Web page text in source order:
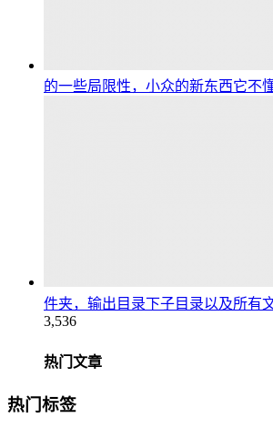
的一些局限性，小众的新东西它不
件夹，输出目录下子目录以及所有
3,536
热门文章
热门标签